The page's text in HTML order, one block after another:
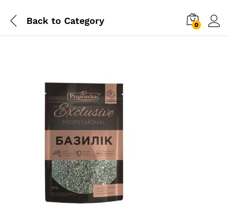
Back to Category 0